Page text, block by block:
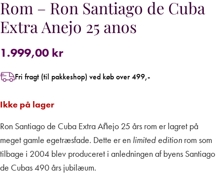
Rom – Ron Santiago de Cuba
Extra Anejo 25 anos
1.999,00 kr
Fri fragt (til pakkeshop) ved køb over 499,-
Ikke på lager
Ron Santiago de Cuba Extra Añejo 25 års rom er lagret på
meget gamle egetræsfade. Dette er en limited edition rom som
tilbage i 2004 blev produceret i anledningen af byens Santiago
de Cubas 490 års jubilæum.